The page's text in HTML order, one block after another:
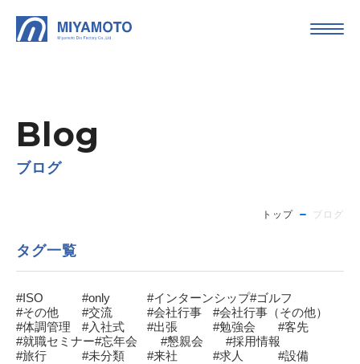
Blog
ブログ
トップ ブログ
タグ一覧
#ISO #only #インターンシップ#ゴルフ
#その他
#交流 #会社行事
#会社行事（その他）
#体調管理
#入社式 #出張 #勉強会
#客先
#就職セミナー#忘年会 #懇親会
#採用情報
#旅行
#未分類 #来社 #求人 #設備